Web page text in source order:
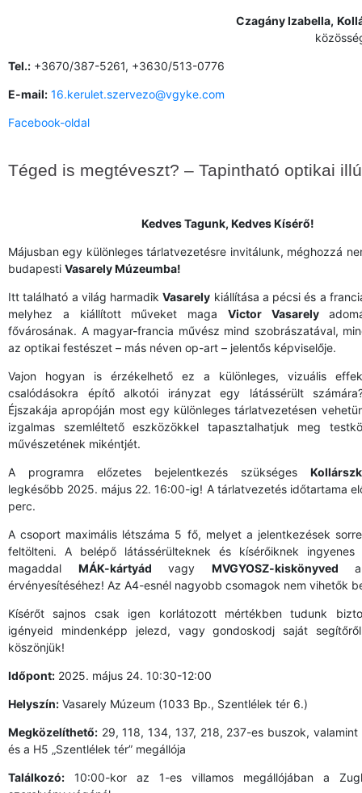
Czagány Izabella,
Tel.: +3670/387-5261, +3630/513-0776
E-mail: 16.kerulet.szervezo@vgyke.com
Facebook-oldal
Téged is megtéveszt? – Tapintható optikai
Kedves Tagunk, Kedves Kísérő!
Májusban egy különleges tárlatvezetésre invitálunk, méghozzá
budapesti Vasarely Múzeumba!
Itt található a világ harmadikVasarely kiállítása a pécsi és a
melyhez a kiállított műveket maga Victor Vasarely
fővárosának. A magyar-francia művész mind szobrászatával,
az optikai festészet – más néven op-art – jelentős képviselője.
Vajon hogyan is érzékelhető ez a különleges, vizuális
csalódásokra építő alkotói irányzat egy látássérült
Éjszakája apropóján most egy különleges tárlatvezetésen
izgalmas szemléltető eszközökkel tapasztalhatjuk meg
művészetének mikéntjét.
A programra előzetes bejelentkezés szükséges
legkésőbb 2025. május 22. 16:00-ig! A tárlatvezetés időtartama
perc.
A csoport maximális létszáma 5 fő, melyet a jelentkezések
feltölteni. A belépő látássérülteknek és kísérőiknek
magaddal MÁK-kártyád vagy MVGYOSZ-kiskönyved a
érvényesítéséhez! Az A4-esnél nagyobb csomagok nem vihetők
Kísérőt sajnos csak igen korlátozott mértékben tudunk
igényeid mindenképp jelezd, vagy gondoskodj saját
köszönjük!
Időpont: 2025. május 24. 10:30-12:00
Helyszín: Vasarely Múzeum (1033 Bp., Szentlélek tér 6.)
Megközelíthető: 29, 118, 134, 137, 218, 237-es buszok, valamint
és a H5 „Szentlélek tér” megállója
Találkozó: 10:00-kor az 1-es villamos megállójában a